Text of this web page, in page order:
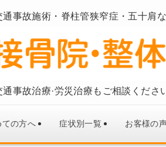
通事故施術・脊柱管狭窄症・五十肩
事故治療·労災治療もご相談くださ
ての方へ 症状別一覧 お客様の